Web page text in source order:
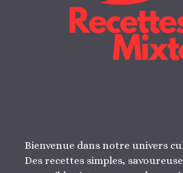
Bienvenue dans notre univers
Des recettes simples,